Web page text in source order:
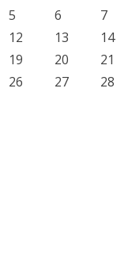
5 6 7
12 13 14
19 20 21
26 27 28